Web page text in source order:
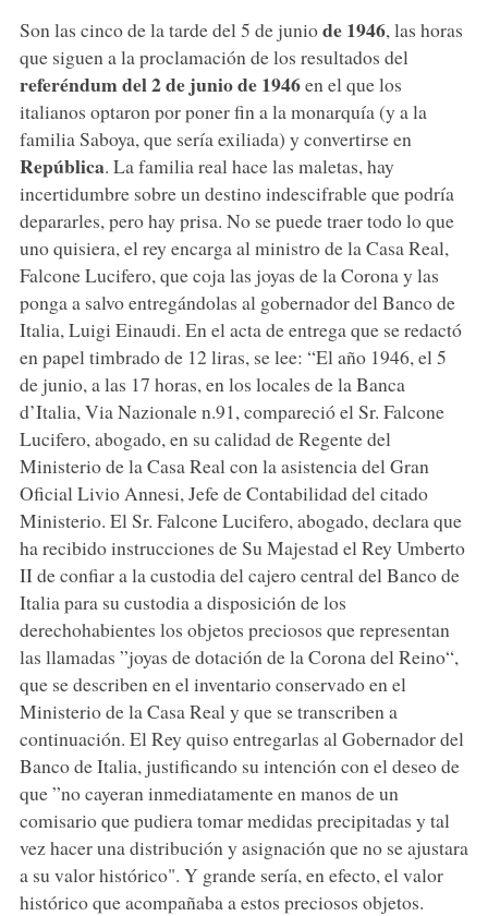
Son las cinco de la tarde del 5 de juniode 1946, las horas
que siguen a la proclamación de los resultados del
referéndum del 2 de junio de 1946en el que los
italianos optaron por poner fin a la monarquía (y a la
familia Saboya, que sería exiliada) y convertirse en
República. La familia real hace las maletas, hay
incertidumbre sobre un destino indescifrable que podría
depararles, pero hay prisa. No se puede traer todo lo que
uno quisiera, el rey encarga al ministro de la Casa Real,
Falcone Lucifero, que coja las joyas de la Corona y las
ponga a salvo entregándolas al gobernador del Banco de
Italia, Luigi Einaudi. En el acta de entrega que se redactó
en papel timbrado de 12 liras, se lee: “El año 1946, el 5
de junio, a las 17 horas, en los locales de la Banca
d’Italia, Via Nazionale n.91, compareció el Sr. Falcone
Lucifero, abogado, en su calidad de Regente del
Ministerio de la Casa Real con la asistencia del Gran
Oficial Livio Annesi, Jefe de Contabilidad del citado
Ministerio. El Sr. Falcone Lucifero, abogado, declara que
ha recibido instrucciones de Su Majestad el Rey Umberto
II de confiar a la custodia del cajero central del Banco de
Italia para su custodia a disposición de los
derechohabientes los objetos preciosos que representan
las llamadas ”joyas de dotación de la Corona del Reino“,
que se describen en el inventario conservado en el
Ministerio de la Casa Real y que se transcriben a
continuación. El Rey quiso entregarlas al Gobernador del
Banco de Italia, justificando su intención con el deseo de
que ”no cayeran inmediatamente en manos de un
comisario que pudiera tomar medidas precipitadas y tal
vez hacer una distribución y asignación que no se ajustara
a su valor histórico". Y grande sería, en efecto, el valor
histórico que acompañaba a estos preciosos objetos.